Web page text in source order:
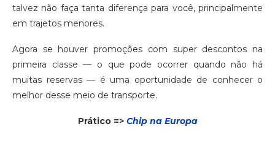
talvez não faça tanta diferença para você, principalmente
em trajetos menores.
Agora se houver promoções com super descontos na
primeira classe — o que pode ocorrer quando não há
muitas reservas — é uma oportunidade de conhecer o
melhor desse meio de transporte.
Prático => Chip na Europa